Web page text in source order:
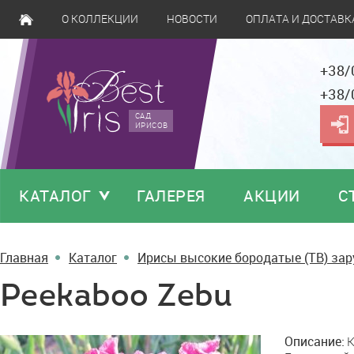
О КОЛЛЕКЦИИ НОВОСТИ ОПЛАТА И
САД
ИРИСОВ
КАТАЛОГ ГАЛЕРЕЯ АКЦИИ
Главная Каталог Ирисы высокие бородатые (TB)
Peekaboo Zebu
Peekaboo
Описание: